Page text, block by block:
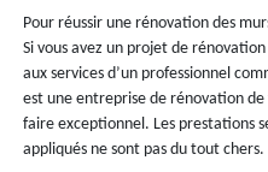
Pour réussir une rénovation des
Si vous avez un projet de
aux services d’un professionnel
est une entreprise de rénovation
faire exceptionnel. Les prestations
appliqués ne sont pas du tout